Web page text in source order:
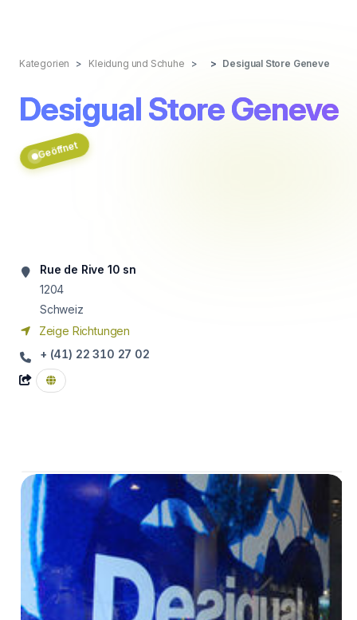
Kategorien Kleidung und Schuhe Desigual Store Geneve
Desigual Store Geneve
Geöffnet
Rue de Rive 10 sn
1204
Schweiz
Zeige Richtungen
+ (41) 22 310 27 02